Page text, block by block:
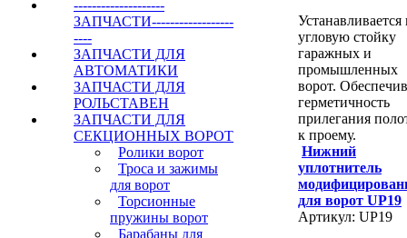
--------------------
ЗАПЧАСТИ------------------
----
ЗАПЧАСТИ ДЛЯ
АВТОМАТИКИ
ЗАПЧАСТИ ДЛЯ
РОЛЬСТАВЕН
ЗАПЧАСТИ ДЛЯ
СЕКЦИОННЫХ ВОРОТ
Ролики ворот
Троса и зажимы
для ворот
Торсионные
пружины ворот
Барабаны для
Устанавливается
угловую стойку
гаражных и
промышленных
ворот.
герметичность
прилегания
к проему.
Нижний
уплотнитель
для ворот UP19
Артикул: UP19